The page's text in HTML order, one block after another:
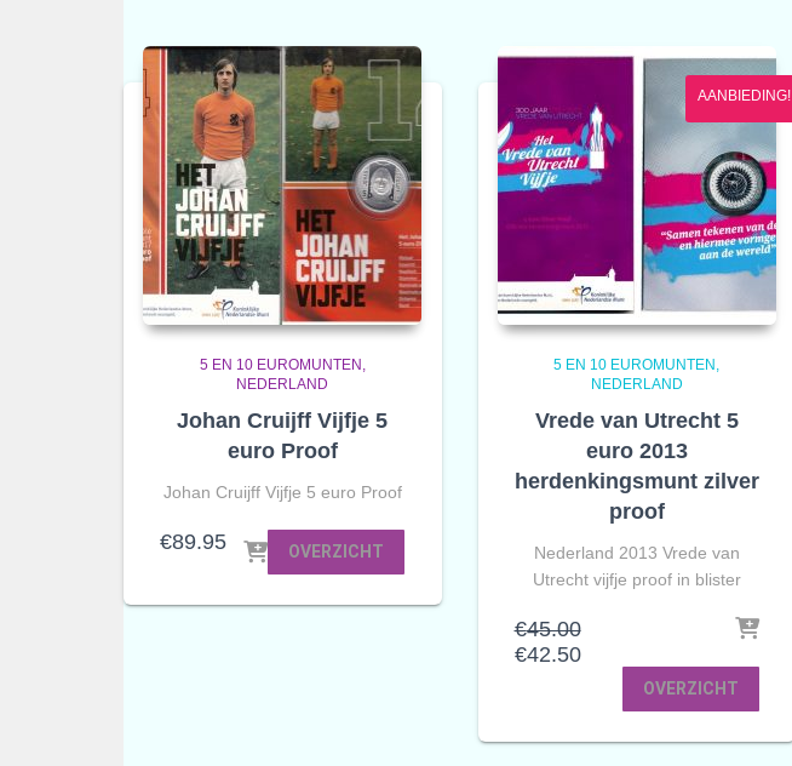
5 EN 10 EUROMUNTEN
NEDERLAND
Johan Cruijff Vijfje 5
euro Proof
Johan Cruijff Vijfje 5 euro Proof
€89.95 OVERZICHT
AANBIEDING!
5 EN 10 EUROMUNTEN
NEDERLAND
Vrede van Utrecht 5
euro 2013
herdenkingsmunt zilver
proof
Nederland 2013 Vrede van
Utrecht vijfje proof in blister
€45.00Oorspronkelijke
prijs
€45.00.
€42.50Huidige
OVERZICHT